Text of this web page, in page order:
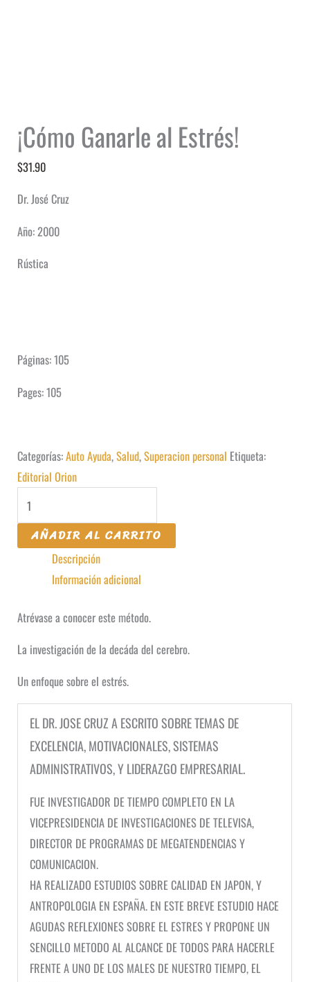
¡Cómo Ganarle al Estrés!
$31.90
Dr. José Cruz
Año: 2000
Rústica
Páginas: 105
Pages: 105
Categorías:Auto Ayuda,Salud,Superacion personal Etiqueta:
Editorial Orion
¡Cómo
AÑADIR AL CARRITO
Descripción
Información adicional
Atrévase a conocer este método.
La investigación de la decáda del cerebro.
Un enfoque sobre el estrés.
EL DR. JOSE CRUZ A ESCRITO SOBRE TEMAS DE
EXCELENCIA, MOTIVACIONALES, SISTEMAS
ADMINISTRATIVOS, Y LIDERAZGO EMPRESARIAL.
FUE INVESTIGADOR DE TIEMPO COMPLETO EN LA
VICEPRESIDENCIA DE INVESTIGACIONES DE TELEVISA,
DIRECTOR DE PROGRAMAS DE MEGATENDENCIAS Y
COMUNICACION.
HA REALIZADO ESTUDIOS SOBRE CALIDAD EN JAPON, Y
ANTROPOLOGIA EN ESPAÑA. EN ESTE BREVE ESTUDIO HACE
AGUDAS REFLEXIONES SOBRE EL ESTRES Y PROPONE UN
SENCILLO METODO AL ALCANCE DE TODOS PARA HACERLE
FRENTE A UNO DE LOS MALES DE NUESTRO TIEMPO, EL